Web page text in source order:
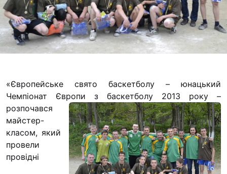
Іконописна школа
“Капеланчики”
Альтернатива
Одна церква – одна
Чемпіонат з міні-
“КОПА”
Як допомогти
Ми помолимося
З рук в руки
Підтримати сім’ю
«Європейське свято баскетболу – юнацький
Чемпіонат Європи з баскетболу 2013 року –
розпочався
майстер-
класом, який
провели
провідні